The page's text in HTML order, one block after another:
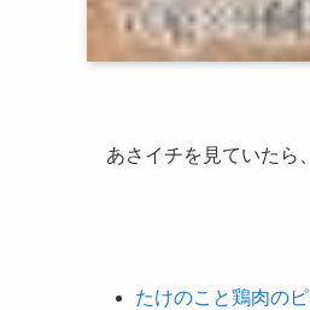
あさイチを見ていたら
たけのこと鶏肉の